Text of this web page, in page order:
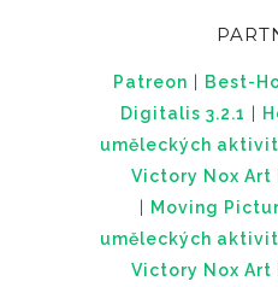
Patreon Best-
Digitalis 3.2.1
uměleckých
Victory Nox Art
Moving
uměleckých
Victory Nox Art